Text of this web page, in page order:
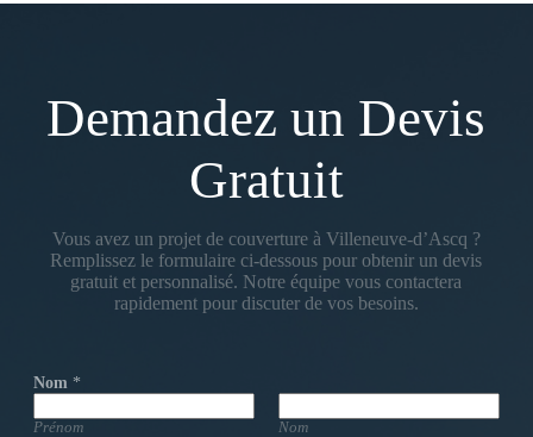
Demandez un Devis
Gratuit
Vous avez un projet de couverture à Villeneuve-d’Ascq ?
Remplissez le formulaire ci-dessous pour obtenir un devis
gratuit et personnalisé. Notre équipe vous contactera
rapidement pour discuter de vos besoins.
Nom *
Prénom Nom